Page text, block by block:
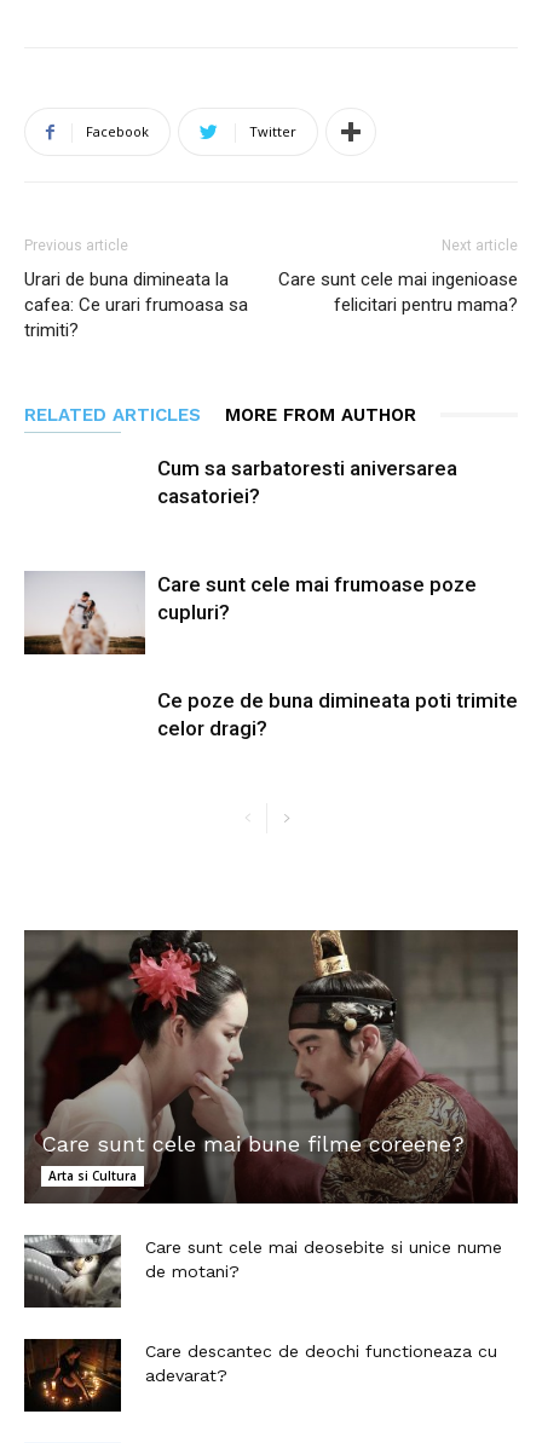
Facebook Twitter
Previous article
Urari de buna dimineata la
cafea: Ce urari frumoasa sa
trimiti?
Next article
Care sunt cele mai ingenioase
felicitari pentru mama?
RELATED ARTICLES MORE FROM AUTHOR
Cum sa sarbatoresti aniversarea
casatoriei?
Care sunt cele mai frumoase poze
cupluri?
Ce poze de buna dimineata poti trimite
celor dragi?
Care sunt cele mai bune filme coreene?
Arta si Cultura
Care sunt cele mai deosebite si unice nume
de motani?
Care descantec de deochi functioneaza cu
adevarat?